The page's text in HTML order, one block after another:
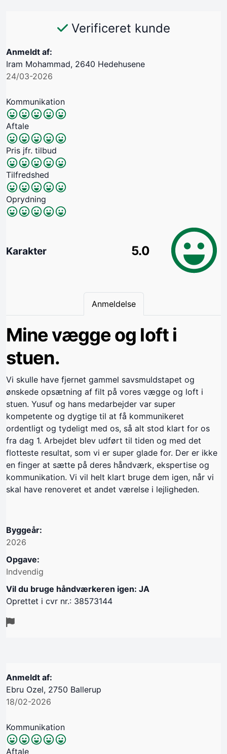
Verificeret kunde
Anmeldt af:
Iram Mohammad, 2640 Hedehusene
24/03-2026
Kommunikation
Aftale
Pris jfr. tilbud
Tilfredshed
Oprydning
Karakter 5.0
Anmeldelse
Mine vægge og loft i
stuen.
Vi skulle have fjernet gammel savsmuldstapet og
ønskede opsætning af filt på vores vægge og loft i
stuen. Yusuf og hans medarbejder var super
kompetente og dygtige til at få kommunikeret
ordentligt og tydeligt med os, så alt stod klart for os
fra dag 1. Arbejdet blev udført til tiden og med det
flotteste resultat, som vi er super glade for. Der er ikke
en finger at sætte på deres håndværk, ekspertise og
kommunikation. Vi vil helt klart bruge dem igen, når vi
skal have renoveret et andet værelse i lejligheden.
Byggeår:
2026
Opgave:
Indvendig
Vil du bruge håndværkeren igen: JA
Oprettet i cvr nr.: 38573144
Anmeldt af:
Ebru Ozel, 2750 Ballerup
18/02-2026
Kommunikation
Aftale